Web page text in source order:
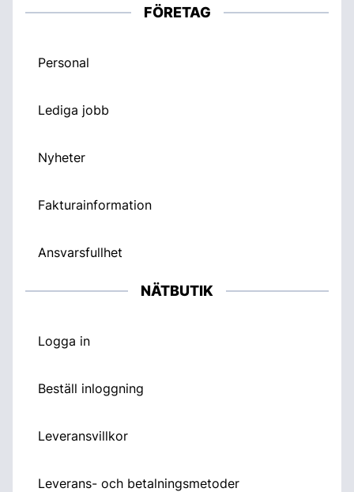
FÖRETAG
Personal
Lediga jobb
Nyheter
Fakturainformation
Ansvarsfullhet
NÄTBUTIK
Logga in
Beställ inloggning
Leveransvillkor
Leverans- och betalningsmetoder